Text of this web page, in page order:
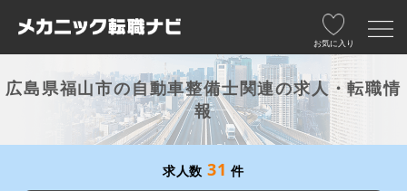
お気に入り
広島県福山市の自動車整備士関連の求人・転職情
報
求人数 31 件